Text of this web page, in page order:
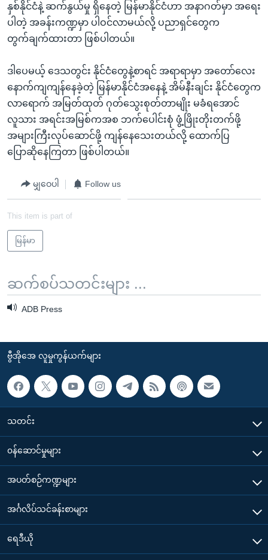
နှစ်နိုင်ငံနဲ့ ဆက်နွယ်မှု ရှိနေတဲ့ မြန်မာနိုင်ငံဟာ အနာဂတ်မှာ အရေး
ပါတဲ့ အခန်းကဏ္ဍမှာ ပါဝင်လာမယ်လို့ ပညာရှင်တွေက
တွက်ချက်ထားတာ ဖြစ်ပါတယ်။
ဒါပေမယ့် ဒေသတွင်း နိုင်ငံတွေနဲ့စာရင် အရာရာမှာ အတော်လေး
နောက်ကျကျန်နေခဲ့တဲ့ မြန်မာနိုင်ငံအနေနဲ့ အိမ်နီးချင်း နိုင်ငံတွေက
လာရောက် အမြတ်ထုတ် ဂုတ်သွေးစုတ်တာမျိုး မခံရအောင်
လူသား အရင်းအမြစ်ကအစ ဘက်ပေါင်းစုံ ဖွံ့ဖြိုးတိုးတက်ဖို့
အများကြီးလုပ်ဆောင်ဖို့ ကျန်နေသေးတယ်လို့ ထောက်ပြ
ပြောဆိုနေကြတာ ဖြစ်ပါတယ်။
မျှဝေပါ Follow us
This item is part of
မြန်မာ
ဆက်စပ်သတင်းများ ...
ADB Press
ဗွီအိုအေ လူမှုကွန်ယက်များ
သတင်း
၀န်ဆောင်မှုများ
အပတ်စဉ်ကဏ္ဍများ
အင်္ဂလိပ်သင်ခန်းစာများ
ရေဒီယို